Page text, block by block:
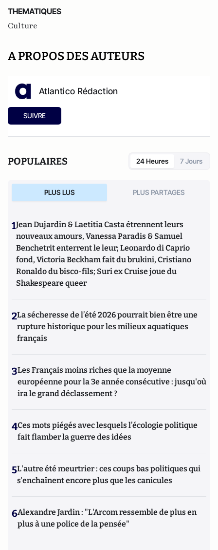
THEMATIQUES
Culture
A PROPOS DES AUTEURS
Atlantico Rédaction
SUIVRE
POPULAIRES 24 Heures 7 Jours
PLUS LUS PLUS PARTAGES
1Jean Dujardin & Laetitia Casta étrennent leurs
nouveaux amours, Vanessa Paradis & Samuel
Benchetrit enterrent le leur; Leonardo di Caprio
fond, Victoria Beckham fait du brukini, Cristiano
Ronaldo du bisco-fils; Suri ex Cruise joue du
Shakespeare queer
2La sécheresse de l’été 2026 pourrait bien être une
rupture historique pour les milieux aquatiques
français
3Les Français moins riches que la moyenne
européenne pour la 3e année consécutive : jusqu'où
ira le grand déclassement ?
4Ces mots piégés avec lesquels l’écologie politique
fait flamber la guerre des idées
5L'autre été meurtrier : ces coups bas politiques qui
s'enchaînent encore plus que les canicules
6Alexandre Jardin : "L'Arcom ressemble de plus en
plus à une police de la pensée"